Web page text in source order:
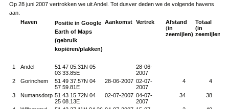
Op 28 juni 2007 vertrokken we uit Andel. Tot dusver deden we de volgende havens
aan:
Haven
Positie in Google
Earth of Maps
(gebruik
kopiëren/plakken)
Aankomst Vertrek
Afstand
(in
zeemijlen)
Totaal
(in
zeemijlen)
1 Andel
51 47 05.31N 05
03 33.85E
28-06-
2007
2
Gorinchem
51 49 37.57N 04
57 59.81E
28-06-2007 02-07-
2007
4 4
3 Numansdorp 51 43 15.72N 04
25 08.13E
02-07-2007 04-07-
2007
34 38